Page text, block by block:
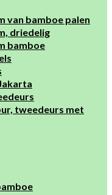
van bamboe palen
driedelig
bamboe
tweedeurs met